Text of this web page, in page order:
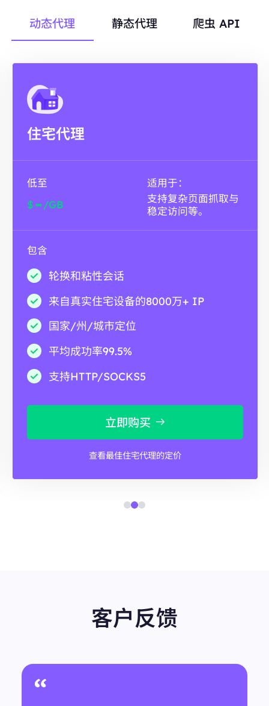
动态代理 静态代理 爬虫 API
住宅代理
低至
$- /GB
适用于：
支持复杂页面抓取与
稳定访问等。
包含
轮换和粘性会话
来自真实住宅设备的8000万+ IP
国家/州/城市定位
平均成功率99.5%
支持HTTP/SOCKS5
立即购买
查看最佳住宅代理的定价
客户反馈
“